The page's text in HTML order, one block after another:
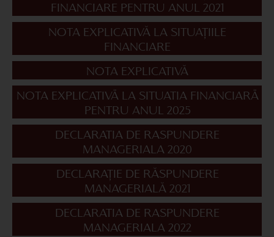
FINANCIARE PENTRU ANUL 2021
NOTA EXPLICATIVĂ LA SITUAȚIILE
FINANCIARE
NOTA EXPLICATIVĂ
NOTA EXPLICATIVÄ LA SITUATIA FINANCIARÄ
PENTRU ANUL 2025
DECLARATIA DE RASPUNDERE
MANAGERIALA 2020
DECLARAȚIE DE RĂSPUNDERE
MANAGERIALĂ 2021
DECLARATIA DE RASPUNDERE
MANAGERIALA 2022